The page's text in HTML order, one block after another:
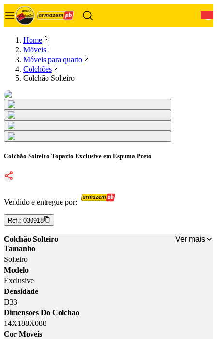
Home
Móveis
Móveis para quarto
Colchões
Colchão Solteiro
Colchão Solteiro Topazio Exclusive em Espuma Preto
Vendido e entregue por:
Ref.: 030918
Colchão Solteiro
Ver mais
Tamanho
Solteiro
Modelo
Exclusive
Densidade
D33
Dimensoes Do Colchao
14X188X088
Cor Moveis